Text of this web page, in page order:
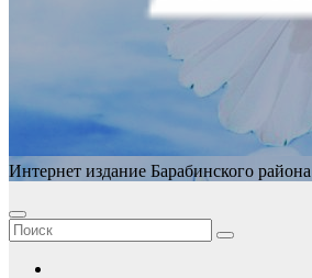
Интернет издание Барабинского района